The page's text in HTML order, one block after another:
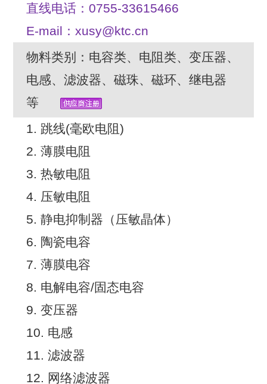
直线电话：0755-33615466
E-mail：xusy@ktc.cn
物料类别：电容类、电阻类、变压器、
电感、滤波器、磁珠、磁环、继电器
等
1. 跳线(毫欧电阻)
2. 薄膜电阻
3. 热敏电阻
4. 压敏电阻
5. 静电抑制器（压敏晶体）
6. 陶瓷电容
7. 薄膜电容
8. 电解电容/固态电容
9. 变压器
10. 电感
11. 滤波器
12. 网络滤波器